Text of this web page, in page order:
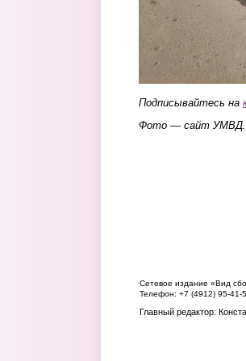
Подписывайтесь на
Фото — сайт УМВД.
Сетевое издание «Вид
Телефон: +7 (4912) 95-41-
Главный редактор: